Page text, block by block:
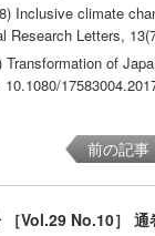
Inclusive climate
Research Letters,
Transformation of
前の記事
［Vol.29 No.10］ 通